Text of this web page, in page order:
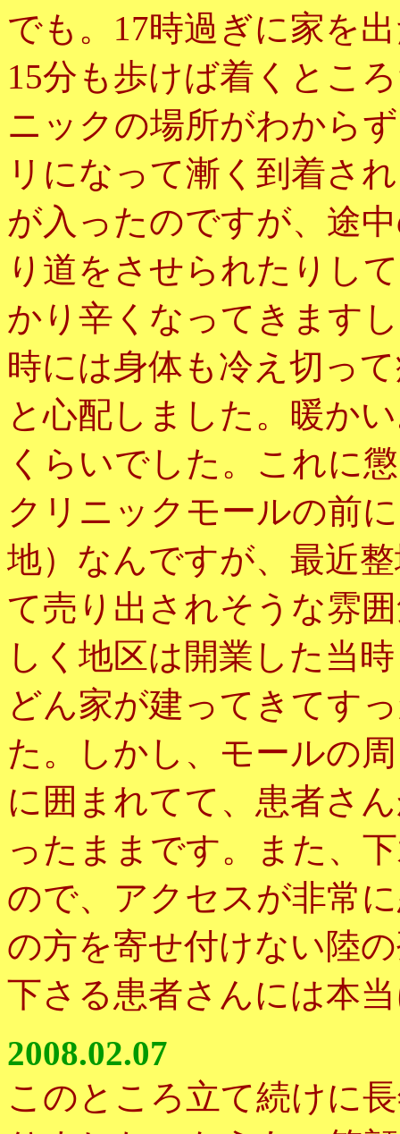
でも。17時過ぎに家を
15分も歩けば着くとこ
ニックの場所がわから
リになって漸く到着さ
が入ったのですが、途
り道をさせられたりし
かり辛くなってきます
時には身体も冷え切っ
と心配しました。暖か
くらいでした。これに
クリニックモールの前
地）なんですが、最近
て売り出されそうな雰
しく地区は開業した当
どん家が建ってきてす
た。しかし、モールの
に囲まれてて、患者さ
ったままです。また、
ので、アクセスが非常
の方を寄せ付けない陸
下さる患者さんには本
2008.02.07
このところ立て続けに